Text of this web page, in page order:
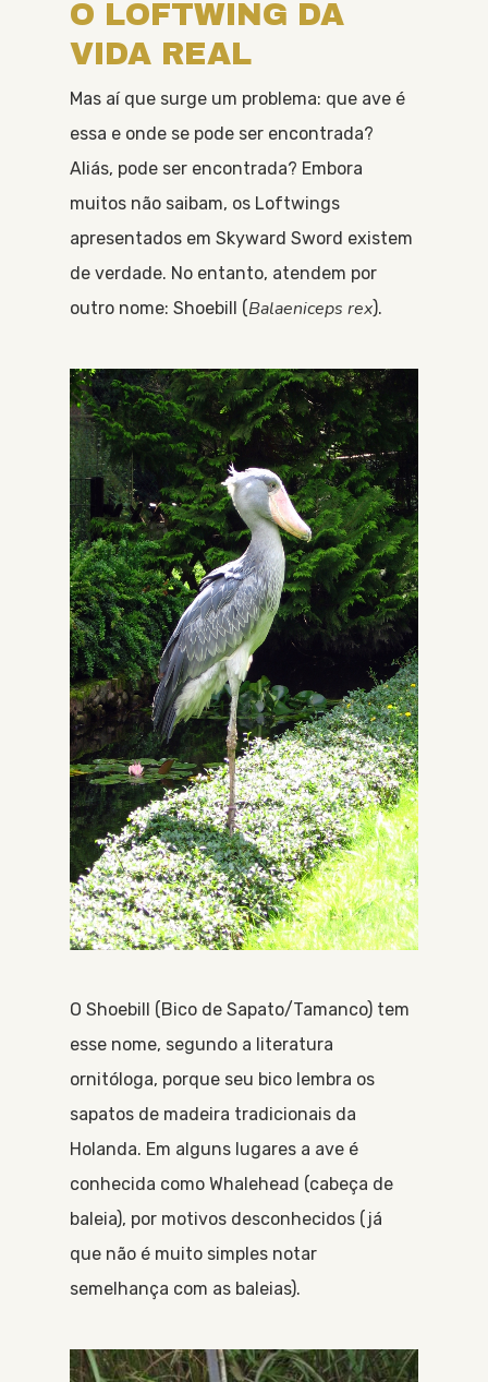
O LOFTWING DA
VIDA REAL
Mas aí que surge um problema: que ave é
essa e onde se pode ser encontrada?
Aliás, pode ser encontrada? Embora
muitos não saibam, os Loftwings
apresentados em Skyward Sword existem
de verdade. No entanto, atendem por
outro nome: Shoebill (Balaeniceps rex).
O Shoebill (Bico de Sapato/Tamanco) tem
esse nome, segundo a literatura
ornitóloga, porque seu bico lembra os
sapatos de madeira tradicionais da
Holanda. Em alguns lugares a ave é
conhecida como Whalehead (cabeça de
baleia), por motivos desconhecidos (já
que não é muito simples notar
semelhança com as baleias).